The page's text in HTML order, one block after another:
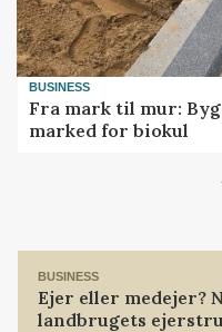
BUSINESS
Fra mark til mur:
marked for biokul
BUSINESS
Ejer eller medejer?
landbrugets